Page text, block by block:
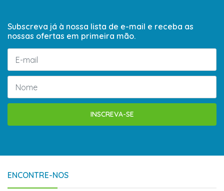
Subscreva já à nossa lista de e-mail e receba as
nossas ofertas em primeira mão.
INSCREVA-SE
ENCONTRE-NOS